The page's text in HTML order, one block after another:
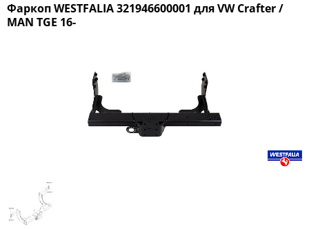
Фаркоп WESTFALIA 321946600001 для VW Crafter /
MAN TGE 16-